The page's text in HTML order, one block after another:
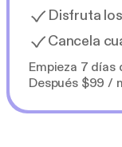
Disfruta
Cancela
Empieza 7 días
Después $99 /